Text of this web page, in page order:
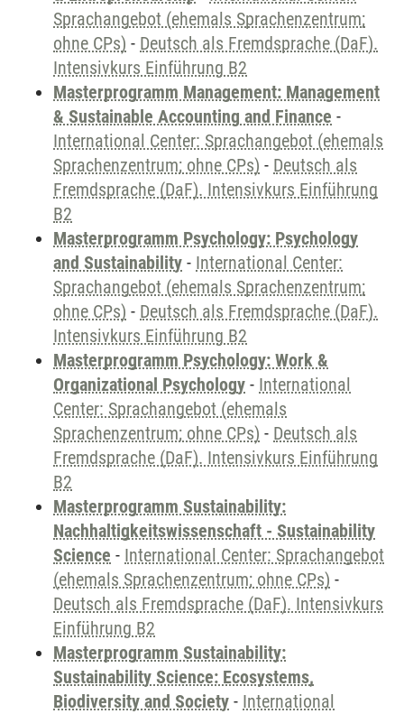
Sprachangebot (ehemals Sprachenzentrum;
ohne CPs) - Deutsch als Fremdsprache (DaF).
Intensivkurs Einführung B2
Masterprogramm Management: Management
& Sustainable Accounting and Finance -
International Center: Sprachangebot (ehemals
Sprachenzentrum; ohne CPs) - Deutsch als
Fremdsprache (DaF). Intensivkurs Einführung
B2
Masterprogramm Psychology: Psychology
and Sustainability - International Center:
Sprachangebot (ehemals Sprachenzentrum;
ohne CPs) - Deutsch als Fremdsprache (DaF).
Intensivkurs Einführung B2
Masterprogramm Psychology: Work &
Organizational Psychology - International
Center: Sprachangebot (ehemals
Sprachenzentrum; ohne CPs) - Deutsch als
Fremdsprache (DaF). Intensivkurs Einführung
B2
Masterprogramm Sustainability:
Nachhaltigkeitswissenschaft - Sustainability
Science - International Center: Sprachangebot
(ehemals Sprachenzentrum; ohne CPs) -
Deutsch als Fremdsprache (DaF). Intensivkurs
Einführung B2
Masterprogramm Sustainability:
Sustainability Science: Ecosystems,
Biodiversity and Society - International